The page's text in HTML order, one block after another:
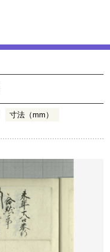
寸法（mm）